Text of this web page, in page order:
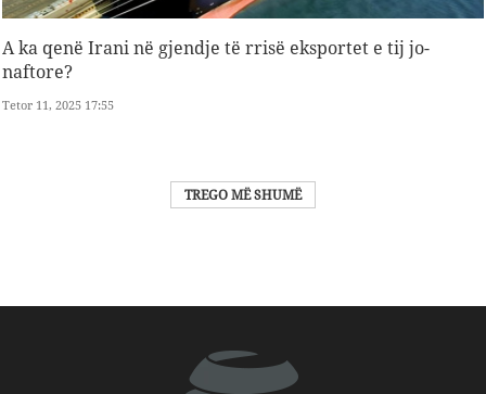
A ka qenë Irani në gjendje të rrisë eksportet e tij jo-
naftore?
Tetor 11, 2025 17:55
TREGO MË SHUMË